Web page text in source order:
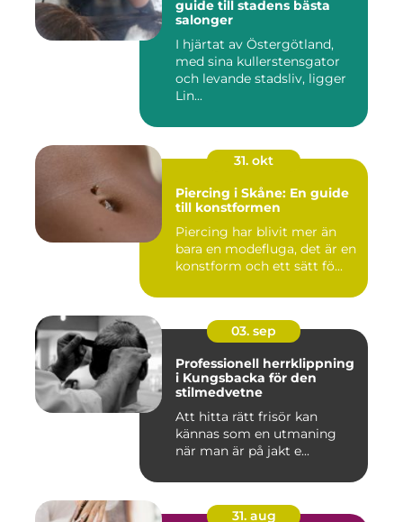
guide till stadens bästa
salonger
I hjärtat av Östergötland,
med sina kullerstensgator
och levande stadsliv, ligger
Lin...
31. okt
Piercing i Skåne: En guide
till konstformen
Piercing har blivit mer än
bara en modefluga, det är en
konstform och ett sätt fö...
03. sep
Professionell herrklippning
i Kungsbacka för den
stilmedvetne
Att hitta rätt frisör kan
kännas som en utmaning
när man är på jakt e...
31. aug